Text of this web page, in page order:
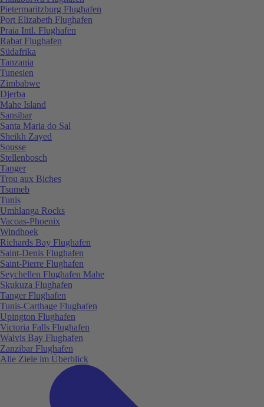
Pietermaritzburg Flughafen
Port Elizabeth Flughafen
Praia Intl. Flughafen
Rabat Flughafen
Südafrika
Tanzania
Tunesien
Zimbabwe
Djerba
Mahe Island
Sansibar
Santa Maria do Sal
Sheikh Zayed
Sousse
Stellenbosch
Tanger
Trou aux Biches
Tsumeb
Tunis
Umhlanga Rocks
Vacoas-Phoenix
Windhoek
Richards Bay Flughafen
Saint-Denis Flughafen
Saint-Pierre Flughafen
Seychellen Flughafen Mahe
Skukuza Flughafen
Tanger Flughafen
Tunis-Carthage Flughafen
Upington Flughafen
Victoria Falls Flughafen
Walvis Bay Flughafen
Zanzibar Flughafen
Alle Ziele im Überblick